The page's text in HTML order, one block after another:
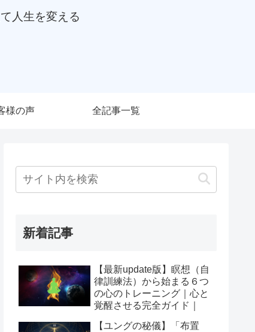
人生を変える
様の声 全記事一覧
新着記事
【最新update版】瞑想（自
律訓練法）から始まる６つ
の心のトレーニング｜心と
覚醒させる完全ガイド｜
【ユングの秘儀】「布置